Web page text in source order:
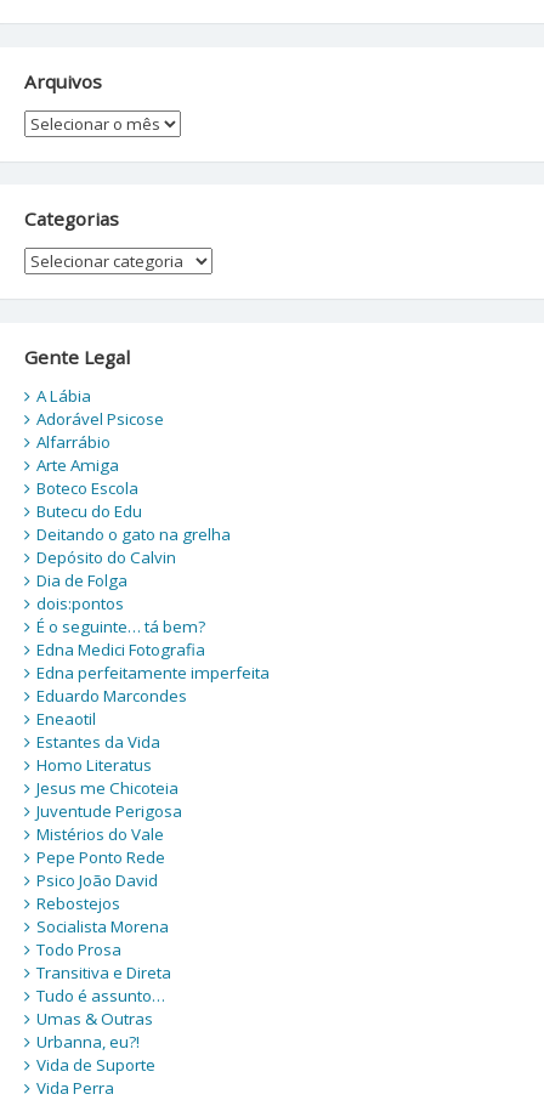
Arquivos
Arquivos
Categorias
Categorias
Gente Legal
A Lábia
Adorável Psicose
Alfarrábio
Arte Amiga
Boteco Escola
Butecu do Edu
Deitando o gato na grelha
Depósito do Calvin
Dia de Folga
dois:pontos
É o seguinte… tá bem?
Edna Medici Fotografia
Edna perfeitamente imperfeita
Eduardo Marcondes
Eneaotil
Estantes da Vida
Homo Literatus
Jesus me Chicoteia
Juventude Perigosa
Mistérios do Vale
Pepe Ponto Rede
Psico João David
Rebostejos
Socialista Morena
Todo Prosa
Transitiva e Direta
Tudo é assunto…
Umas & Outras
Urbanna, eu?!
Vida de Suporte
Vida Perra